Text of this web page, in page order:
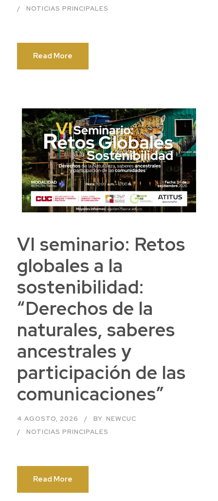
NOTICIAS PRINCIPALES
Read More
VI seminario: Retos
globales a la
sostenibilidad:
“Derechos de la
naturales, saberes
ancestrales y
participación de las
comunicaciones”
4 AGOSTO, 2026 BY NEWCUC
NOTICIAS PRINCIPALES
Read More